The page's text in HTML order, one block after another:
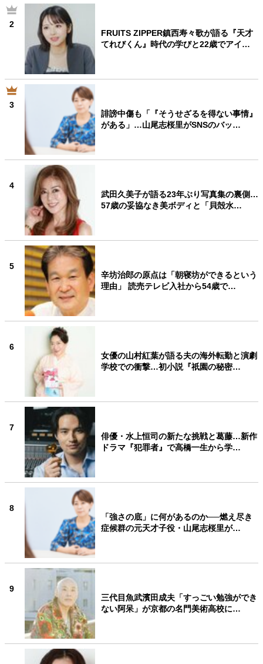
2
FRUITS ZIPPER鎮西寿々歌が語る『天才
てれびくん』時代の学びと22歳でアイ…
3
誹謗中傷も「『そうせざるを得ない事情』
がある」…山尾志桜里がSNSのバッ…
4
武田久美子が語る23年ぶり写真集の裏側…
57歳の妥協なき美ボディと「貝殻水…
5
辛坊治郎の原点は「朝寝坊ができるという
理由」 読売テレビ入社から54歳で…
6
女優の山村紅葉が語る夫の海外転勤と演劇
学校での衝撃…初小説『祇園の秘密…
7
俳優・水上恒司の新たな挑戦と葛藤…新作
ドラマ『犯罪者』で高橋一生から学…
8
「強さの底」に何があるのか──燃え尽き
症候群の元天才子役・山尾志桜里が…
9
三代目魚武濱田成夫「すっごい勉強ができ
ない阿呆」が京都の名門美術高校に…